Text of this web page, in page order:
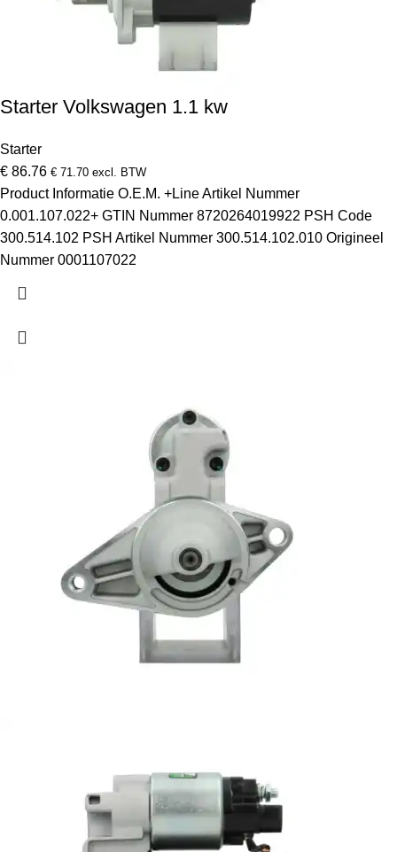
Starter Volkswagen 1.1 kw
Starter
€ 86.76 € 71.70 excl. BTW
Product Informatie O.E.M. +Line Artikel Nummer
0.001.107.022+ GTIN Nummer 8720264019922 PSH Code
300.514.102 PSH Artikel Nummer 300.514.102.010 Origineel
Nummer 0001107022